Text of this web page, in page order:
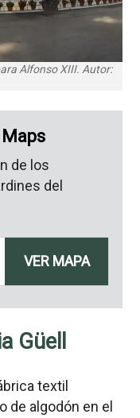
Alfonso XIII. Autor:
de los
del
VER MAPA
Güell
textil
de algodón en el